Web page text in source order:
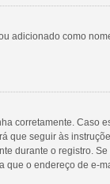
adicionado como
corretamente. Caso
que seguir às
durante o registro.
o endereço de